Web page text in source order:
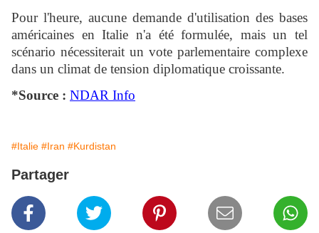
Pour l'heure, aucune demande d'utilisation des bases
américaines en Italie n'a été formulée, mais un tel
scénario nécessiterait un vote parlementaire complexe
dans un climat de tension diplomatique croissante.
*Source : NDAR Info
#Italie #Iran #Kurdistan
Partager